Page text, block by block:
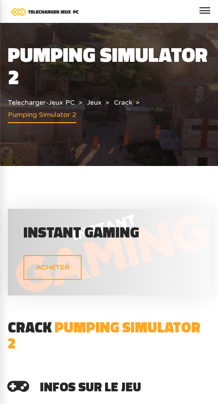
PUMPING SIMULATOR
2
Telecharger-Jeux PC Jeux
Crack
Pumping Simulator 2
INSTANT GAMING
ACHETER
CRACKPUMPING SIMULATOR
2
INFOS SUR LE JEU